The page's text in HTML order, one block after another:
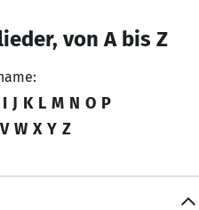
von A bis Z
I J K L M N O P
V W X Y Z